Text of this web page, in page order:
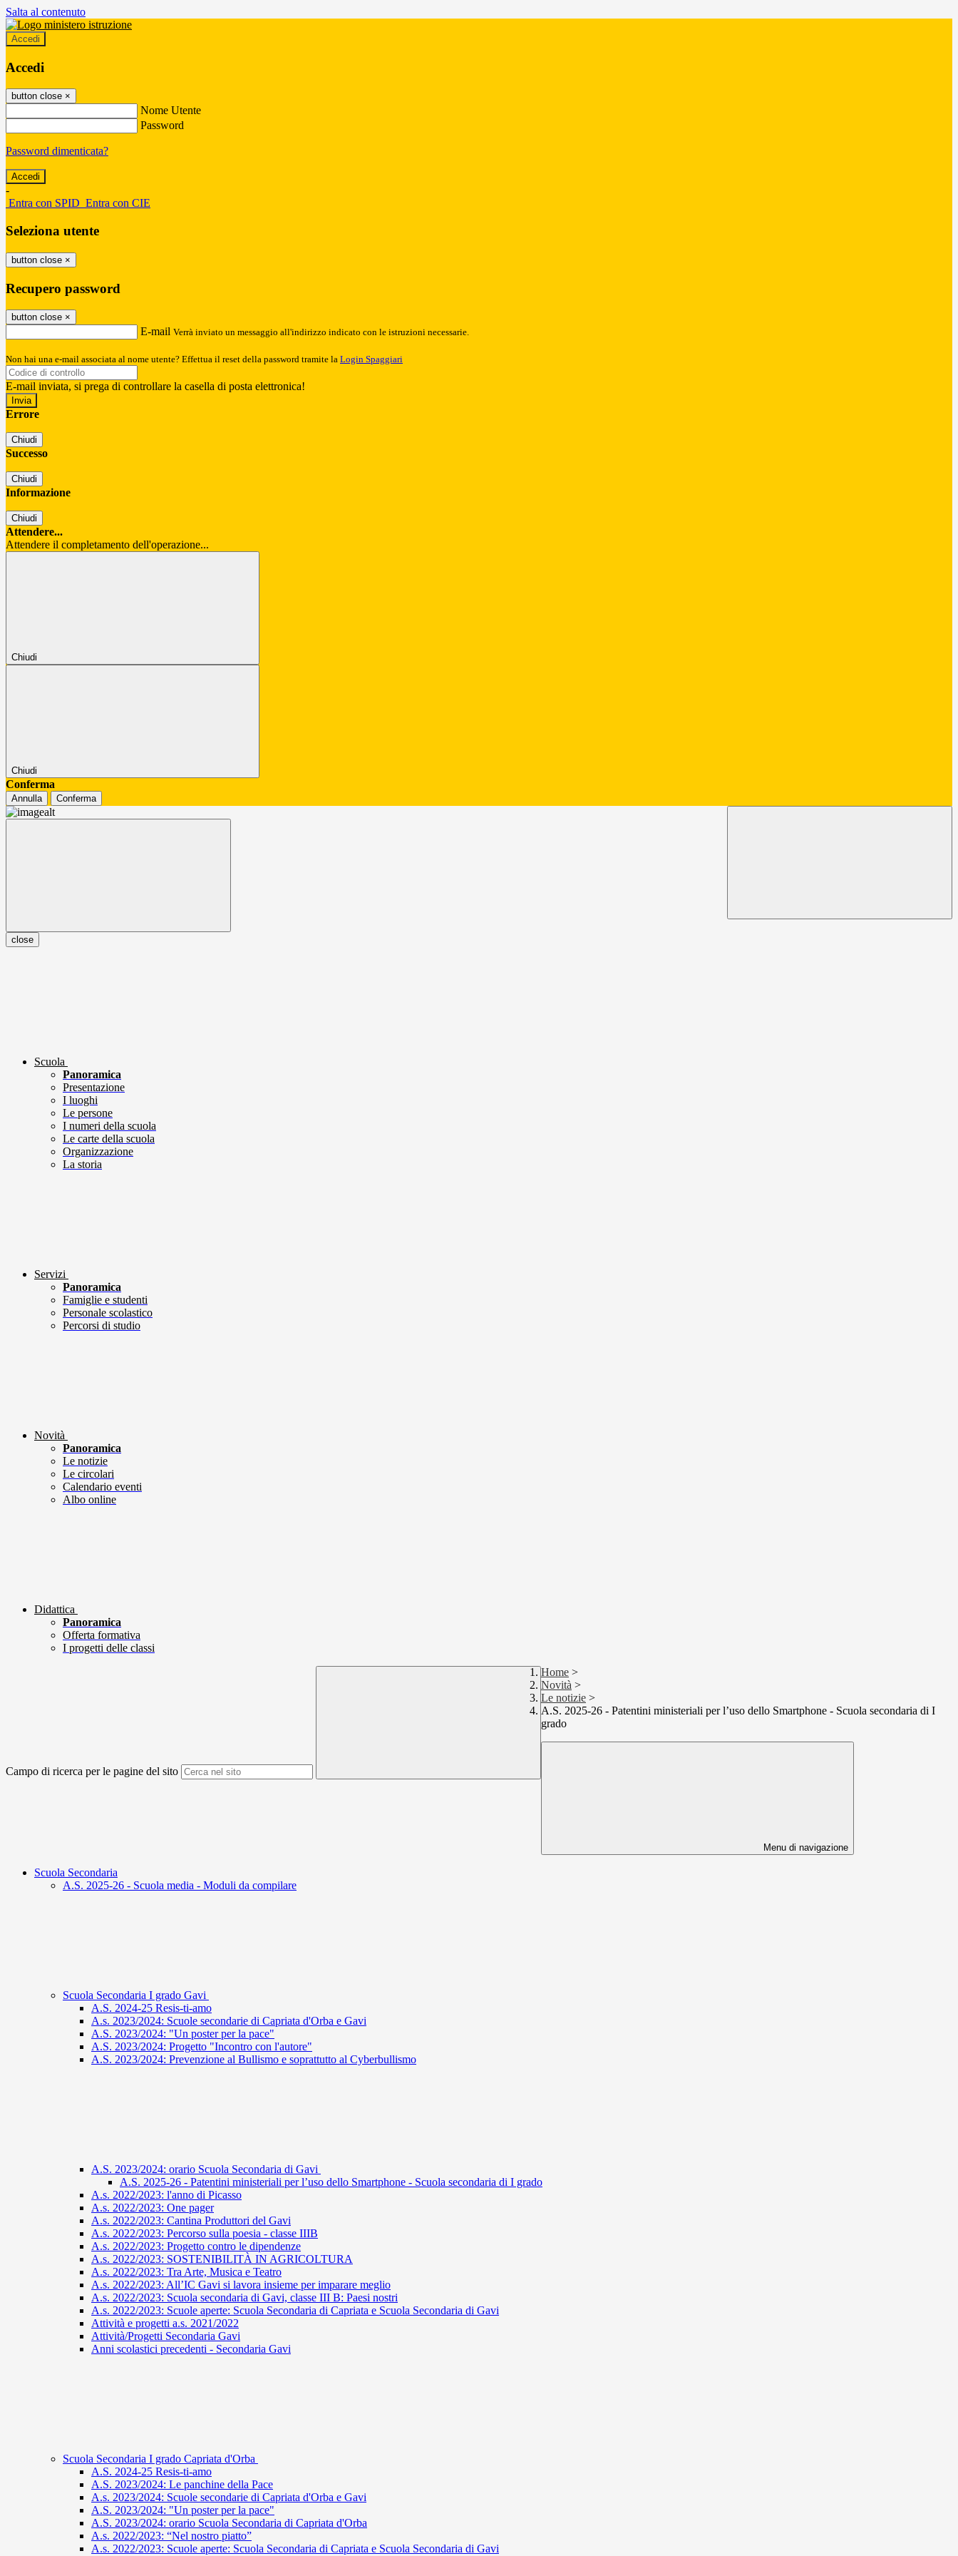
Salta al contenuto
Accedi
Accedi
button close ×
Nome Utente
Password
Password dimenticata?
-
Entra con SPID Entra con CIE
Seleziona utente
button close ×
Recupero password
button close ×
E-mail Verrà inviato un messaggio all'indirizzo indicato con le istruzioni necessarie.
Non hai una e-mail associata al nome utente? Effettua il reset della password tramite la Login Spaggiari
E-mail inviata, si prega di controllare la casella di posta elettronica!
Errore
Chiudi
Successo
Chiudi
Informazione
Chiudi
Attendere...
Attendere il completamento dell'operazione...
Chiudi
Chiudi
Conferma
Annulla Conferma
close
Scuola
Panoramica
Presentazione
I luoghi
Le persone
I numeri della scuola
Le carte della scuola
Organizzazione
La storia
Servizi
Panoramica
Famiglie e studenti
Personale scolastico
Percorsi di studio
Novità
Panoramica
Le notizie
Le circolari
Calendario eventi
Albo online
Didattica
Panoramica
Offerta formativa
I progetti delle classi
Campo di ricerca per le pagine del sito
Home >
Novità >
Le notizie >
A.S. 2025-26 - Patentini ministeriali per l’uso dello Smartphone - Scuola secondaria di I
grado
Menu di navigazione
Scuola Secondaria
A.S. 2025-26 - Scuola media - Moduli da compilare
Scuola Secondaria I grado Gavi
A.S. 2024-25 Resis-ti-amo
A.s. 2023/2024: Scuole secondarie di Capriata d'Orba e Gavi
A.S. 2023/2024: "Un poster per la pace"
A.S. 2023/2024: Progetto "Incontro con l'autore"
A.S. 2023/2024: Prevenzione al Bullismo e soprattutto al Cyberbullismo
A.S. 2023/2024: orario Scuola Secondaria di Gavi
A.S. 2025-26 - Patentini ministeriali per l’uso dello Smartphone - Scuola secondaria di I grado
A.s. 2022/2023: l'anno di Picasso
A.s. 2022/2023: One pager
A.s. 2022/2023: Cantina Produttori del Gavi
A.s. 2022/2023: Percorso sulla poesia - classe IIIB
A.s. 2022/2023: Progetto contro le dipendenze
A.s. 2022/2023: SOSTENIBILITÀ IN AGRICOLTURA
A.s. 2022/2023: Tra Arte, Musica e Teatro
A.s. 2022/2023: All’IC Gavi si lavora insieme per imparare meglio
A.s. 2022/2023: Scuola secondaria di Gavi, classe III B: Paesi nostri
A.s. 2022/2023: Scuole aperte: Scuola Secondaria di Capriata e Scuola Secondaria di Gavi
Attività e progetti a.s. 2021/2022
Attività/Progetti Secondaria Gavi
Anni scolastici precedenti - Secondaria Gavi
Scuola Secondaria I grado Capriata d'Orba
A.S. 2024-25 Resis-ti-amo
A.S. 2023/2024: Le panchine della Pace
A.s. 2023/2024: Scuole secondarie di Capriata d'Orba e Gavi
A.S. 2023/2024: "Un poster per la pace"
A.S. 2023/2024: orario Scuola Secondaria di Capriata d'Orba
A.s. 2022/2023: “Nel nostro piatto”
A.s. 2022/2023: Scuole aperte: Scuola Secondaria di Capriata e Scuola Secondaria di Gavi